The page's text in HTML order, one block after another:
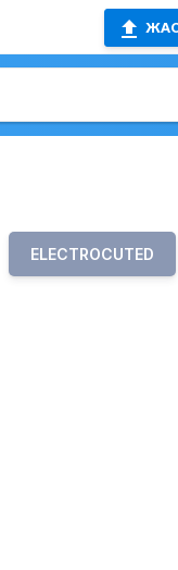
ELECTROCUTED